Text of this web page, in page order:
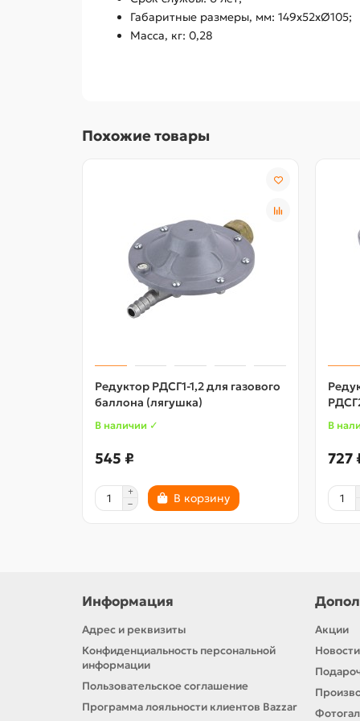
Габаритные размеры, мм: 149х52хØ105;
Масса, кг: 0,28
Похожие товары
Редуктор РДСГ1-1,2 для газового
баллона (лягушка)
В наличии ✓
545 ₽
В корзину
В
727
Информация
Адрес и реквизиты
Конфиденциальность персональной
информации
Пользовательское соглашение
Программа лояльности клиентов Bazzar
Акции
Новости